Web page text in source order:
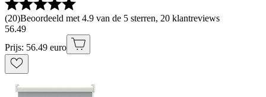
(20)Beoordeeld met 4.9 van de 5 sterren, 20 klantreviews
56.49
Prijs: 56.49 euro